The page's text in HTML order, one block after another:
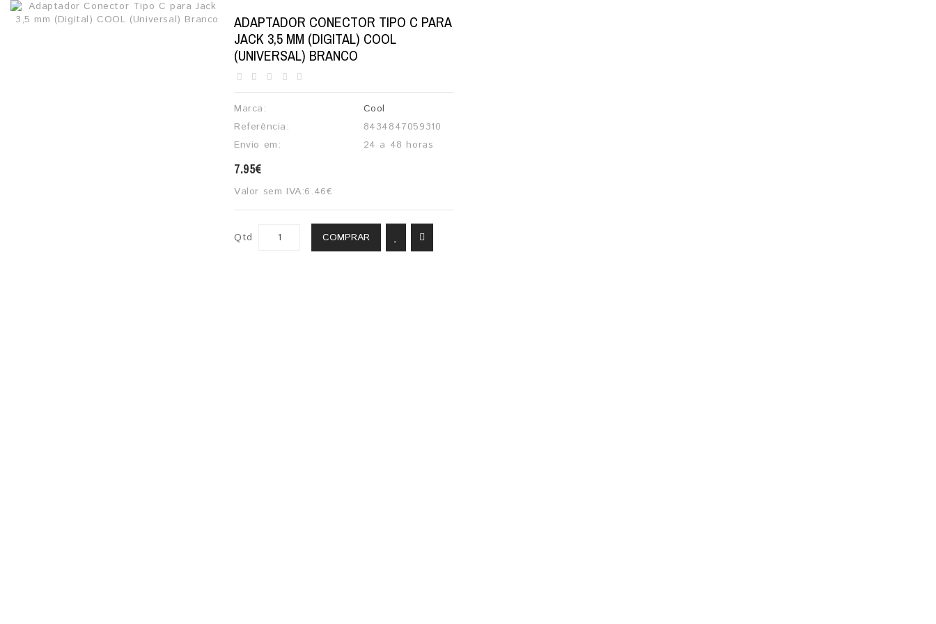
ADAPTADOR CONECTOR TIPO C PARA
JACK 3,5 MM (DIGITAL) COOL
(UNIVERSAL) BRANCO
Marca:
Cool
Referência:
8434847059310
Envio em:
24 a 48 horas
7.95€
Valor sem IVA:6.46€
Qtd COMPRAR